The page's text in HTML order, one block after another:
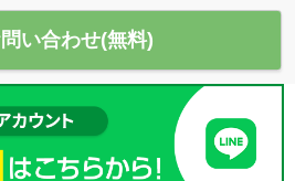
い合わせ(無料)